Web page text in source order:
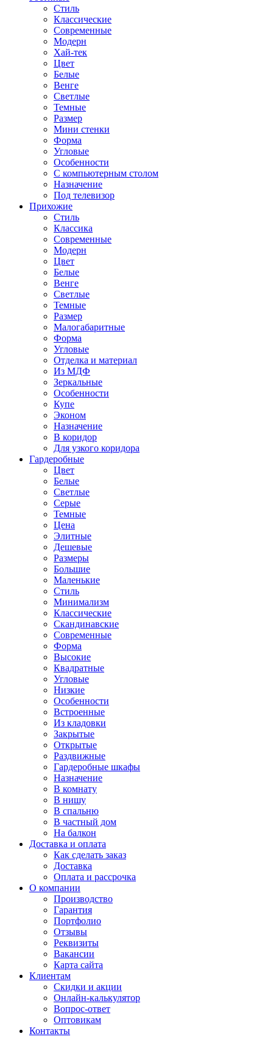
Стиль
Классические
Современные
Модерн
Хай-тек
Цвет
Белые
Венге
Светлые
Темные
Размер
Мини стенки
Форма
Угловые
Особенности
С компьютерным столом
Назначение
Под телевизор
Прихожие
Стиль
Классика
Современные
Модерн
Цвет
Белые
Венге
Светлые
Темные
Размер
Малогабаритные
Форма
Угловые
Отделка и материал
Из МДФ
Зеркальные
Особенности
Купе
Эконом
Назначение
В коридор
Для узкого коридора
Гардеробные
Цвет
Белые
Светлые
Серые
Темные
Цена
Элитные
Дешевые
Размеры
Большие
Маленькие
Стиль
Минимализм
Классические
Скандинавские
Современные
Форма
Высокие
Квадратные
Угловые
Низкие
Особенности
Встроенные
Из кладовки
Закрытые
Открытые
Раздвижные
Гардеробные шкафы
Назначение
В комнату
В нишу
В спальню
В частный дом
На балкон
Доставка и оплата
Как сделать заказ
Доставка
Оплата и рассрочка
О компании
Производство
Гарантия
Портфолио
Отзывы
Реквизиты
Вакансии
Карта сайта
Клиентам
Скидки и акции
Онлайн-калькулятор
Вопрос-ответ
Оптовикам
Контакты